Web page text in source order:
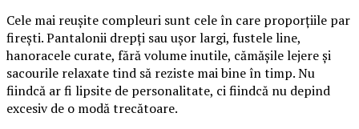
Cele mai reușite compleuri sunt cele în care proporțiile par
firești. Pantalonii drepți sau ușor largi, fustele line,
hanoracele curate, fără volume inutile, cămășile lejere și
sacourile relaxate tind să reziste mai bine în timp. Nu
fiindcă ar fi lipsite de personalitate, ci fiindcă nu depind
excesiv de o modă trecătoare.